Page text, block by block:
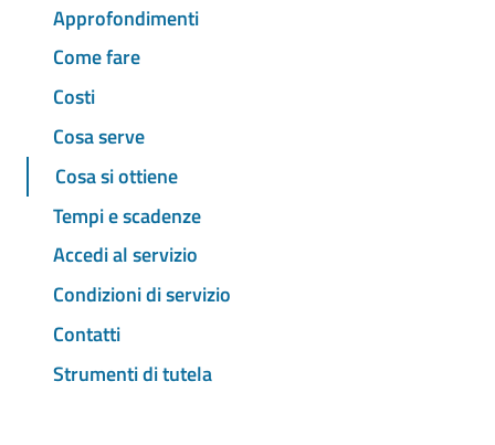
Approfondimenti
Come fare
Costi
Cosa serve
Cosa si ottiene
Tempi e scadenze
Accedi al servizio
Condizioni di servizio
Contatti
Strumenti di tutela